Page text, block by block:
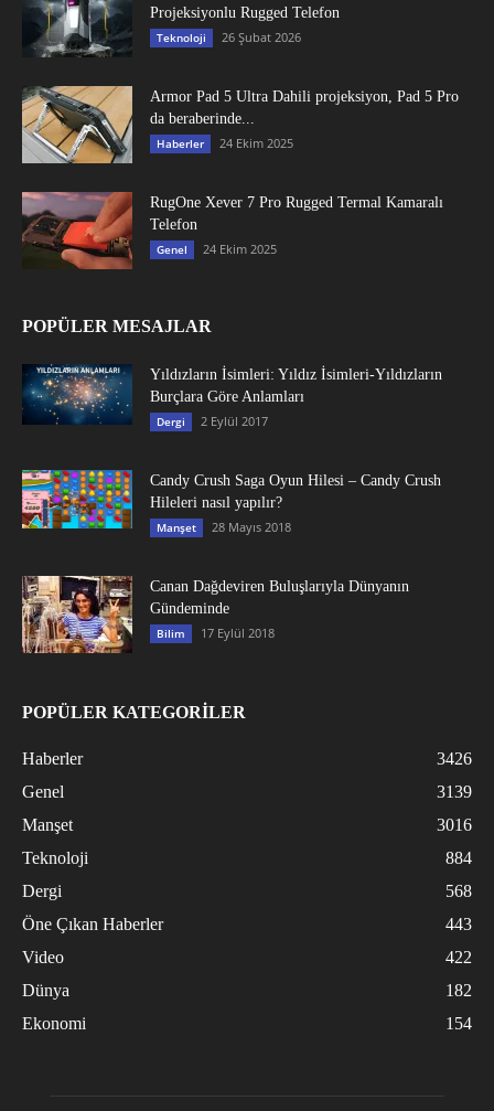
Projeksiyonlu Rugged Telefon
Teknoloji 26 Şubat 2026
Armor Pad 5 Ultra Dahili projeksiyon, Pad 5 Pro
da beraberinde...
Haberler 24 Ekim 2025
RugOne Xever 7 Pro Rugged Termal Kamaralı
Telefon
Genel 24 Ekim 2025
POPÜLER MESAJLAR
Yıldızların İsimleri: Yıldız İsimleri-Yıldızların
Burçlara Göre Anlamları
Dergi 2 Eylül 2017
Candy Crush Saga Oyun Hilesi – Candy Crush
Hileleri nasıl yapılır?
Manşet 28 Mayıs 2018
Canan Dağdeviren Buluşlarıyla Dünyanın
Gündeminde
Bilim 17 Eylül 2018
POPÜLER KATEGORİLER
Haberler
3426
Genel
3139
Manşet
3016
Teknoloji
884
Dergi
568
Öne Çıkan Haberler
443
Video
422
Dünya
182
Ekonomi
154